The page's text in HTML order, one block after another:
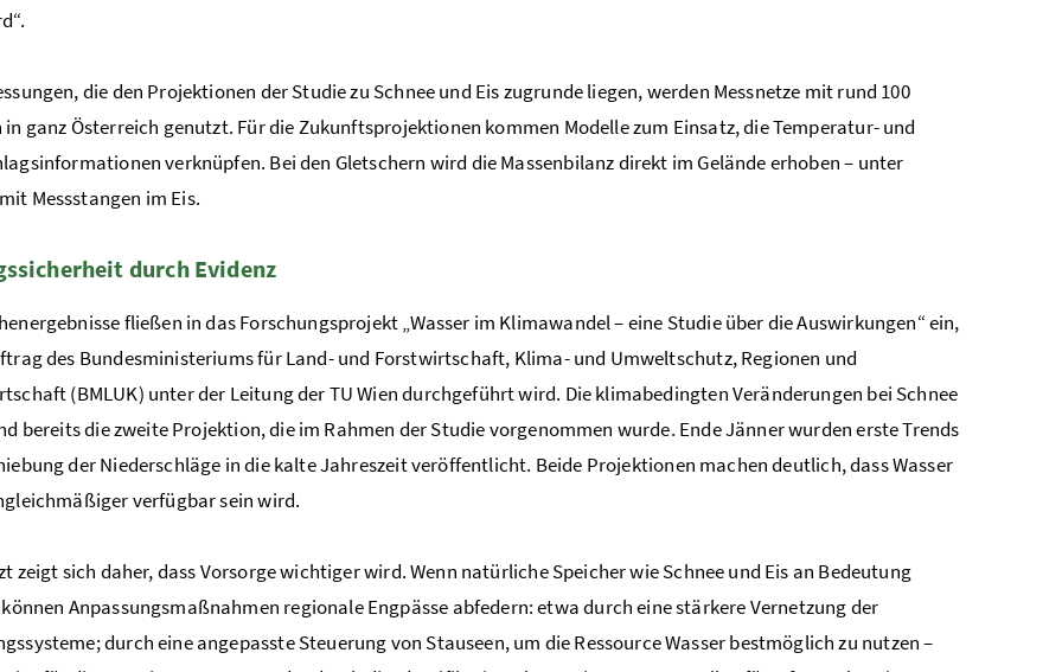
die den Projektionen der Studie zu Schnee und Eis zugrunde liegen, werden Messnetze mit rund 100
ganz Österreich genutzt. Für die Zukunftsprojektionen kommen Modelle zum Einsatz, die Temperatur- und
verknüpfen. Bei den Gletschern wird die Massenbilanz direkt im Gelände erhoben – unter
Messstangen im Eis.
durch Evidenz
fließen in das Forschungsprojekt „Wasser im Klimawandel – eine Studie über die Auswirkungen“ ein,
des Bundesministeriums für Land- und Forstwirtschaft, Klima- und Umweltschutz, Regionen und
(BMLUK) unter der Leitung der TU Wien durchgeführt wird. Die klimabedingten Veränderungen bei Schnee
bereits die zweite Projektion, die im Rahmen der Studie vorgenommen wurde. Ende Jänner wurden erste Trends
der Niederschläge in die kalte Jahreszeit veröffentlicht. Beide Projektionen machen deutlich, dass Wasser
verfügbar sein wird.
zeigt sich daher, dass Vorsorge wichtiger wird. Wenn natürliche Speicher wie Schnee und Eis an Bedeutung
Anpassungsmaßnahmen regionale Engpässe abfedern: etwa durch eine stärkere Vernetzung der
durch eine angepasste Steuerung von Stauseen, um die Ressource Wasser bestmöglich zu nutzen –